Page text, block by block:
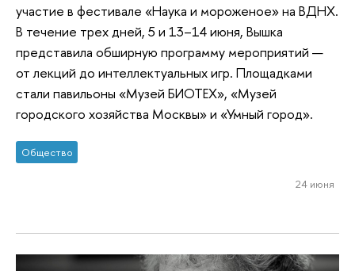
участие в фестивале «Наука и мороженое» на ВДНХ.
В течение трех дней, 5 и 13–14 июня, Вышка
представила обширную программу мероприятий —
от лекций до интеллектуальных игр. Площадками
стали павильоны «Музей БИОТЕХ», «Музей
городского хозяйства Москвы» и «Умный город».
Общество
24 июня